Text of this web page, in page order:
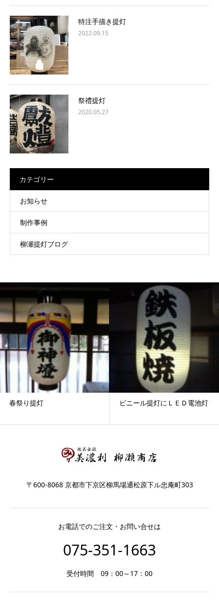
特注手描き提灯
2022.09.15
祭禮提灯
2020.05.27
カテゴリー
お知らせ
制作事例
柳瀬提灯ブログ
春祭り提灯 ビニール提灯にＬＥＤ電池灯
〒600-8068 京都市下京区柳馬場通松原下ル忠庵町303
お電話でのご注文・お問い合せは
075-351-1663
受付時間 09：00～17：00